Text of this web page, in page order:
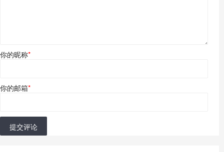
你的昵称*
你的邮箱*
提交评论